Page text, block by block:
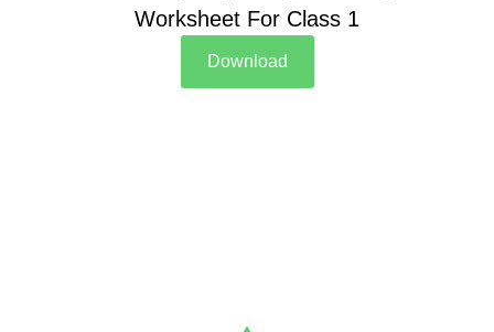
Worksheet For Class 1
Download